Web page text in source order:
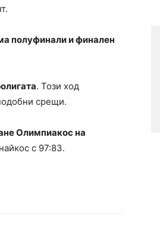
полуфинали и финален
. Този ход
срещи.
Олимпиакос на
с 97:83.